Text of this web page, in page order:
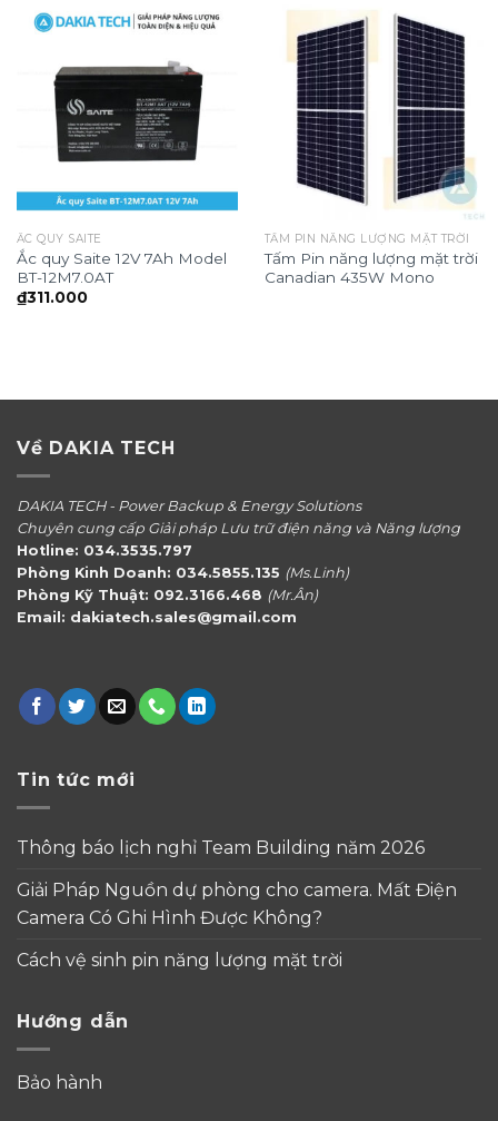
ẮC QUY SAITE
Ắc quy Saite 12V 7Ah Model
BT-12M7.0AT
₫311.000
TẤM PIN NĂNG LƯỢNG MẶT TRỜI
Tấm Pin năng lượng mặt trời
Canadian 435W Mono
Về DAKIA TECH
DAKIA TECH - Power Backup & Energy Solutions
Chuyên cung cấp Giải pháp Lưu trữ điện năng và Năng lượng
Hotline: 034.3535.797
Phòng Kinh Doanh: 034.5855.135 (Ms.Linh)
Phòng Kỹ Thuật: 092.3166.468 (Mr.Ân)
Email: dakiatech.sales@gmail.com
Tin tức mới
Thông báo lịch nghỉ Team Building năm 2026
Giải Pháp Nguồn dự phòng cho camera. Mất Điện
Camera Có Ghi Hình Được Không?
Cách vệ sinh pin năng lượng mặt trời
Hướng dẫn
Bảo hành